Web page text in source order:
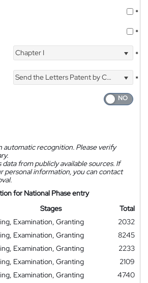
*
*
Chapter I *
Send the Letters Patent by Courier
*
automatic recognition. Please verify
from publicly available sources. If
personal information, you can contact
for National Phase entry
Stages
Total
Examination, Granting
2032
Examination, Granting
8245
Examination, Granting
2233
Examination, Granting
2109
Examination, Granting 4740